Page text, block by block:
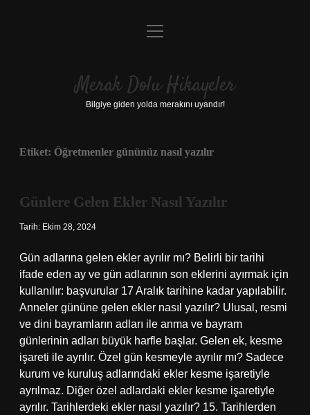
Anasayfa
Yasal Uyarı
menüyü
Merak Dolu Hikayeler
Bilgiye giden yolda merakını uyandır!
Etiket: Öğretmenler gününüz nasıl yazılır
Günlere Gelen Ekler Nasıl Yazılır
Tarih: Ekim 28, 2024
Gün adlarına gelen ekler ayrılır mı? Belirli bir tarihi
ifade eden ay ve gün adlarının son eklerini ayırmak için
kullanılır: başvurular 17 Aralık tarihine kadar yapılabilir.
Anneler gününe gelen ekler nasıl yazılır? Ulusal, resmi
ve dini bayramların adları ile anma ve bayram
günlerinin adları büyük harfle başlar. Gelen ek, kesme
işareti ile ayrılır. Özel gün kesmeyle ayrılır mı? Sadece
kurum ve kuruluş adlarındaki ekler kesme işaretiyle
ayrılmaz. Diğer özel adlardaki ekler kesme işaretiyle
ayrılır. Tarihlerdeki ekler nasıl yazılır? 15. Tarihlerden